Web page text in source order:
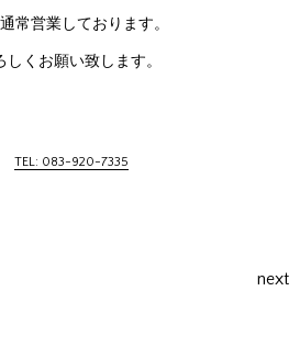
常営業しております。
しくお願い致します。
TEL: 083-920-7335
next